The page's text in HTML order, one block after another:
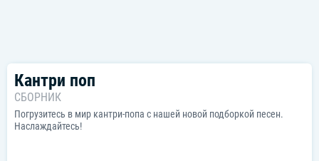
Кантри поп
СБОРНИК
Погрузитесь в мир кантри-попа с нашей новой подборкой песен.
Наслаждайтесь!